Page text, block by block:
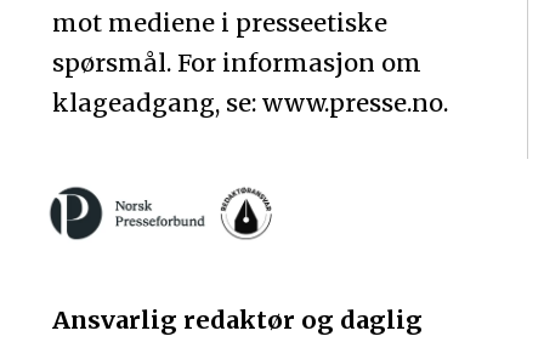
mot mediene i presseetiske
spørsmål. For informasjon om
klageadgang, se: www.presse.no.
Ansvarlig redaktør og daglig